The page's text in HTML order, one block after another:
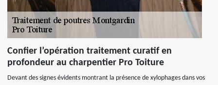
Confier l’opération traitement curatif en
profondeur au charpentier Pro Toiture
Devant des signes évidents montrant la présence de xylophages dans vos